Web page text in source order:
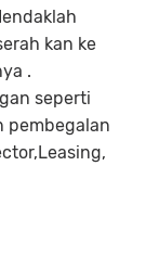
kan ke
.
seperti
pembegalan